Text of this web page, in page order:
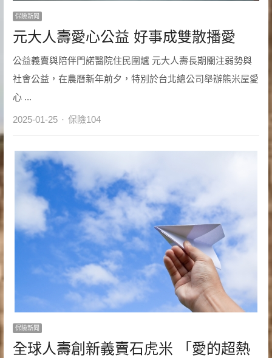
保險新聞
元大人壽愛心公益 好事成雙散播愛
公益義賣與陪伴門諾醫院住民圍爐 元大人壽長期關注弱勢與
社會公益，在農曆新年前夕，特別於台北總公司舉辦熊米屋愛
心 ...
2025-01-25 Author
保險104
保險新聞
全球人壽創新義賣石虎米 「愛的超熱